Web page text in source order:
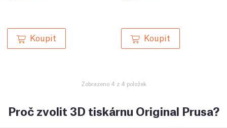
Koupit Koupit
Zobrazeno 4 z 4 položek
Proč zvolit 3D tiskárnu Original Prusa?